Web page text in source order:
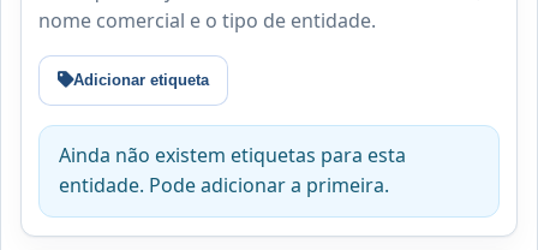
nome comercial e o tipo de entidade.
Adicionar etiqueta
Ainda não existem etiquetas para esta
entidade. Pode adicionar a primeira.